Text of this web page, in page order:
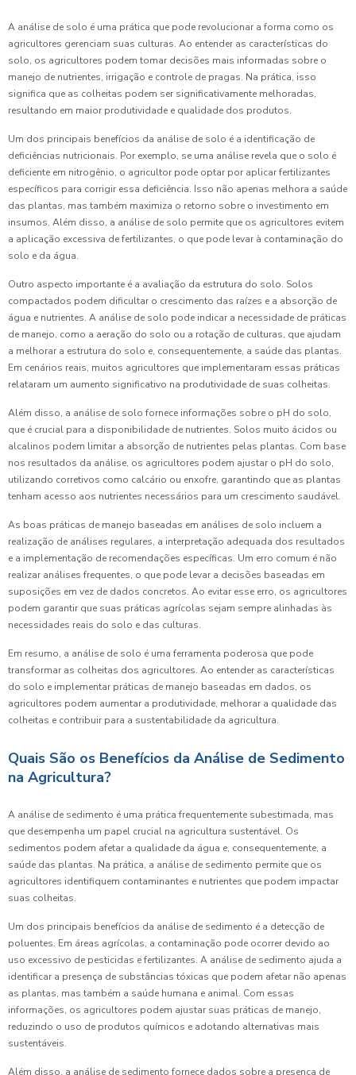
A análise de solo é uma prática que pode revolucionar a forma como os
agricultores gerenciam suas culturas. Ao entender as características do
solo, os agricultores podem tomar decisões mais informadas sobre o
manejo de nutrientes, irrigação e controle de pragas. Na prática, isso
significa que as colheitas podem ser significativamente melhoradas,
resultando em maior produtividade e qualidade dos produtos.
Um dos principais benefícios da análise de solo é a identificação de
deficiências nutricionais. Por exemplo, se uma análise revela que o solo é
deficiente em nitrogênio, o agricultor pode optar por aplicar fertilizantes
específicos para corrigir essa deficiência. Isso não apenas melhora a saúde
das plantas, mas também maximiza o retorno sobre o investimento em
insumos. Além disso, a análise de solo permite que os agricultores evitem
a aplicação excessiva de fertilizantes, o que pode levar à contaminação do
solo e da água.
Outro aspecto importante é a avaliação da estrutura do solo. Solos
compactados podem dificultar o crescimento das raízes e a absorção de
água e nutrientes. A análise de solo pode indicar a necessidade de práticas
de manejo, como a aeração do solo ou a rotação de culturas, que ajudam
a melhorar a estrutura do solo e, consequentemente, a saúde das plantas.
Em cenários reais, muitos agricultores que implementaram essas práticas
relataram um aumento significativo na produtividade de suas colheitas.
Além disso, a análise de solo fornece informações sobre o pH do solo,
que é crucial para a disponibilidade de nutrientes. Solos muito ácidos ou
alcalinos podem limitar a absorção de nutrientes pelas plantas. Com base
nos resultados da análise, os agricultores podem ajustar o pH do solo,
utilizando corretivos como calcário ou enxofre, garantindo que as plantas
tenham acesso aos nutrientes necessários para um crescimento saudável.
As boas práticas de manejo baseadas em análises de solo incluem a
realização de análises regulares, a interpretação adequada dos resultados
e a implementação de recomendações específicas. Um erro comum é não
realizar análises frequentes, o que pode levar a decisões baseadas em
suposições em vez de dados concretos. Ao evitar esse erro, os agricultores
podem garantir que suas práticas agrícolas sejam sempre alinhadas às
necessidades reais do solo e das culturas.
Em resumo, a análise de solo é uma ferramenta poderosa que pode
transformar as colheitas dos agricultores. Ao entender as características
do solo e implementar práticas de manejo baseadas em dados, os
agricultores podem aumentar a produtividade, melhorar a qualidade das
colheitas e contribuir para a sustentabilidade da agricultura.
Quais São os Benefícios da Análise de Sedimento
na Agricultura?
A análise de sedimento é uma prática frequentemente subestimada, mas
que desempenha um papel crucial na agricultura sustentável. Os
sedimentos podem afetar a qualidade da água e, consequentemente, a
saúde das plantas. Na prática, a análise de sedimento permite que os
agricultores identifiquem contaminantes e nutrientes que podem impactar
suas colheitas.
Um dos principais benefícios da análise de sedimento é a detecção de
poluentes. Em áreas agrícolas, a contaminação pode ocorrer devido ao
uso excessivo de pesticidas e fertilizantes. A análise de sedimento ajuda a
identificar a presença de substâncias tóxicas que podem afetar não apenas
as plantas, mas também a saúde humana e animal. Com essas
informações, os agricultores podem ajustar suas práticas de manejo,
reduzindo o uso de produtos químicos e adotando alternativas mais
sustentáveis.
Além disso, a análise de sedimento fornece dados sobre a presença de